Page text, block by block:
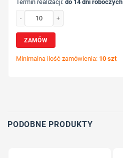
Termin realizacji:do 14 dni roboczych
ZAMÓW
Minimalna ilość zamówienia: 10 szt
PODOBNE PRODUKTY